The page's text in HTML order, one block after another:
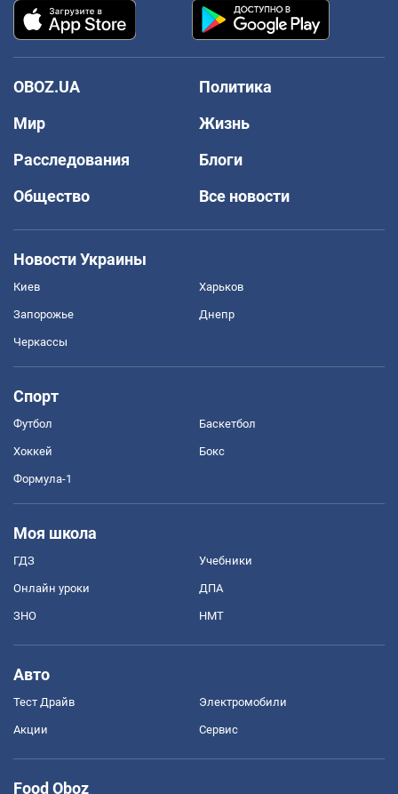
OBOZ.UA
Политика
Мир
Жизнь
Расследования
Блоги
Общество
Все новости
Новости Украины
Киев Харьков
Запорожье Днепр
Черкассы
Спорт
Футбол Баскетбол
Хоккей Бокс
Формула-1
Моя школа
ГДЗ Учебники
Онлайн уроки ДПА
ЗНО НМТ
Авто
Тест Драйв Электромобили
Акции Сервис
Food Oboz